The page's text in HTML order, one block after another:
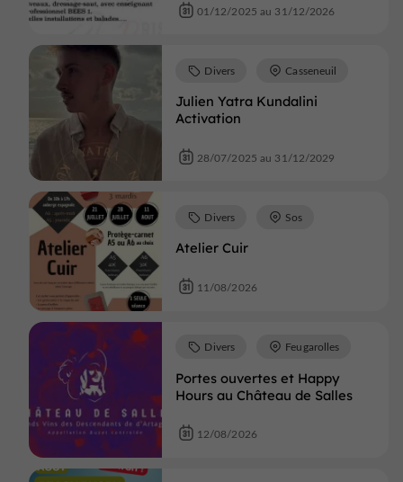
01/12/2025 au 31/12/2026
Julien Yatra Kundalini
Activation
Divers Casseneuil
28/07/2025 au 31/12/2029
Atelier Cuir
Divers Sos
11/08/2026
Portes ouvertes et Happy
Hours au Château de Salles
Divers Feugarolles
12/08/2026